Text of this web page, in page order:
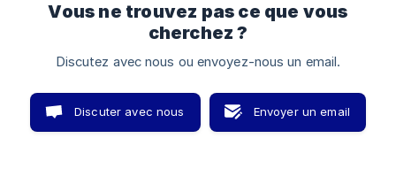
Vous ne trouvez pas ce que vous
cherchez ?
Discutez avec nous ou envoyez-nous un email.
Discuter avec nous Envoyer un email